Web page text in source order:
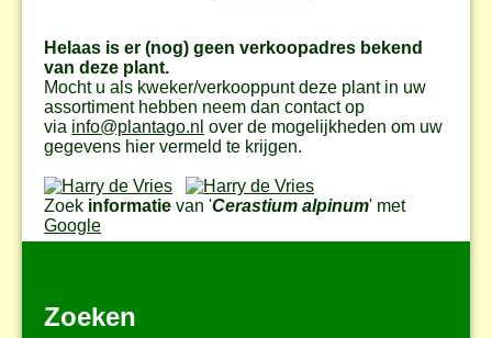
Helaas is er (nog) geen verkoopadres bekend
van deze plant.
Mocht u als kweker/verkooppunt deze plant in uw
assortiment hebben neem dan contact op
via info@plantago.nl over de mogelijkheden om uw
gegevens hier vermeld te krijgen.
Zoek informatie van 'Cerastium alpinum' met
Google
Zoeken